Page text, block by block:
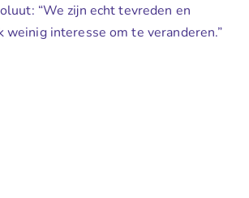
“We zijn echt tevreden en
weinig interesse om te veranderen.”